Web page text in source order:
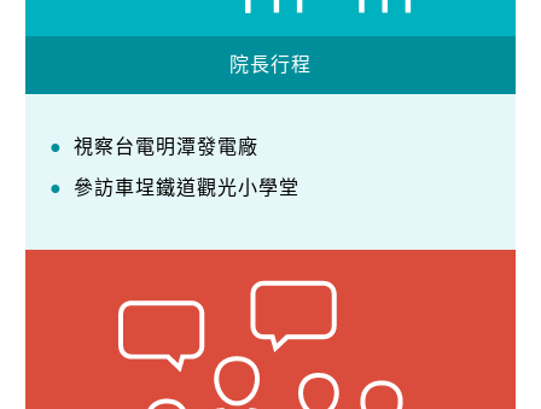
院長行程
視察台電明潭發電廠
參訪車埕鐵道觀光小學堂